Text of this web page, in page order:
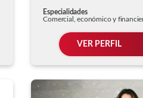
Especialidades
Comercial, económico y
VER PERFIL